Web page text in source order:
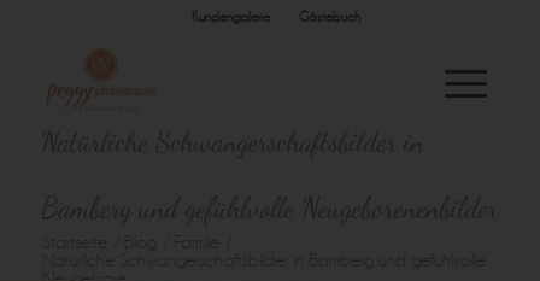
Kundengalerie Gästebuch